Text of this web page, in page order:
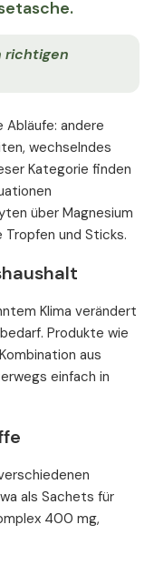
richtigen
Abläufe: andere
wechselndes
Kategorie finden
über Magnesium
und Sticks.
Klima verändert
Produkte wie
aus
einfach in
als Sachets für
400 mg,